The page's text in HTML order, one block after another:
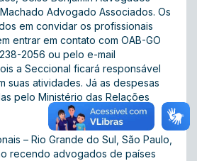
Advogado Associados. Os
em convidar os profissionais
entrar em contato com OAB-GO
2056 ou pelo e-mail
a Seccional ficará responsável
suas atividades. Já as despesas
pelo Ministério das Relações
– Rio Grande do Sul, São Paulo,
recendo advogados de países